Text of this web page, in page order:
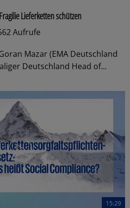
Lieferketten schützen
Aufrufe
Mazar (EMA Deutschland
Deutschland Head of...
15:29